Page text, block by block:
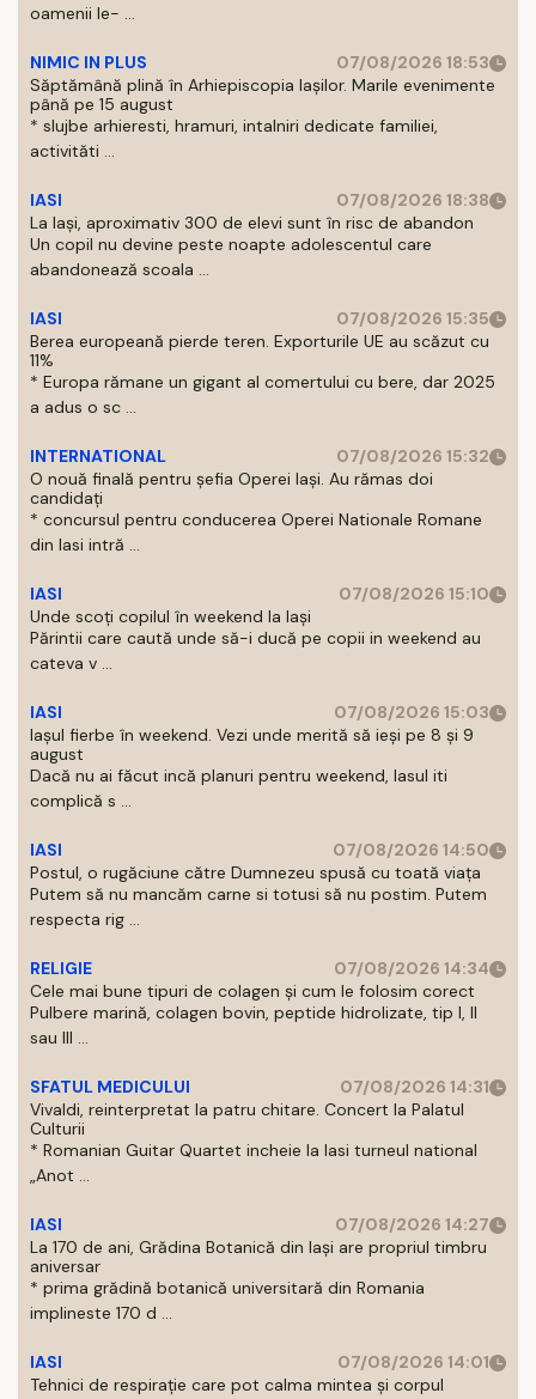
oamenii le- ...
NIMIC IN PLUS
07/08/2026 18:53
Săptămână plină în Arhiepiscopia Iașilor. Marile evenimente
până pe 15 august
* slujbe arhieresti, hramuri, intalniri dedicate familiei,
activităti ...
IASI
07/08/2026 18:38
La Iași, aproximativ 300 de elevi sunt în risc de abandon
Un copil nu devine peste noapte adolescentul care
abandonează scoala ...
IASI
07/08/2026 15:35
Berea europeană pierde teren. Exporturile UE au scăzut cu
11%
* Europa rămane un gigant al comertului cu bere, dar 2025
a adus o sc ...
INTERNATIONAL
07/08/2026 15:32
O nouă finală pentru șefia Operei Iași. Au rămas doi
candidați
* concursul pentru conducerea Operei Nationale Romane
din Iasi intră ...
IASI
07/08/2026 15:10
Unde scoți copilul în weekend la Iași
Părintii care caută unde să-i ducă pe copii in weekend au
cateva v ...
IASI
07/08/2026 15:03
Iașul fierbe în weekend. Vezi unde merită să ieși pe 8 și 9
august
Dacă nu ai făcut incă planuri pentru weekend, Iasul iti
complică s ...
IASI
07/08/2026 14:50
Postul, o rugăciune către Dumnezeu spusă cu toată viața
Putem să nu mancăm carne si totusi să nu postim. Putem
respecta rig ...
RELIGIE
07/08/2026 14:34
Cele mai bune tipuri de colagen și cum le folosim corect
Pulbere marină, colagen bovin, peptide hidrolizate, tip I, II
sau III ...
SFATUL MEDICULUI
07/08/2026 14:31
Vivaldi, reinterpretat la patru chitare. Concert la Palatul
Culturii
* Romanian Guitar Quartet incheie la Iasi turneul national
„Anot ...
IASI
07/08/2026 14:27
La 170 de ani, Grădina Botanică din Iași are propriul timbru
aniversar
* prima grădină botanică universitară din Romania
implineste 170 d ...
IASI
07/08/2026 14:01
Tehnici de respirație care pot calma mintea și corpul